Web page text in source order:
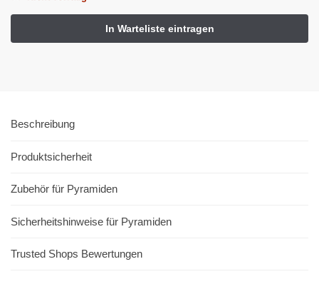
Beschreibung
Produktsicherheit
Zubehör für Pyramiden
Sicherheitshinweise für Pyramiden
Trusted Shops Bewertungen